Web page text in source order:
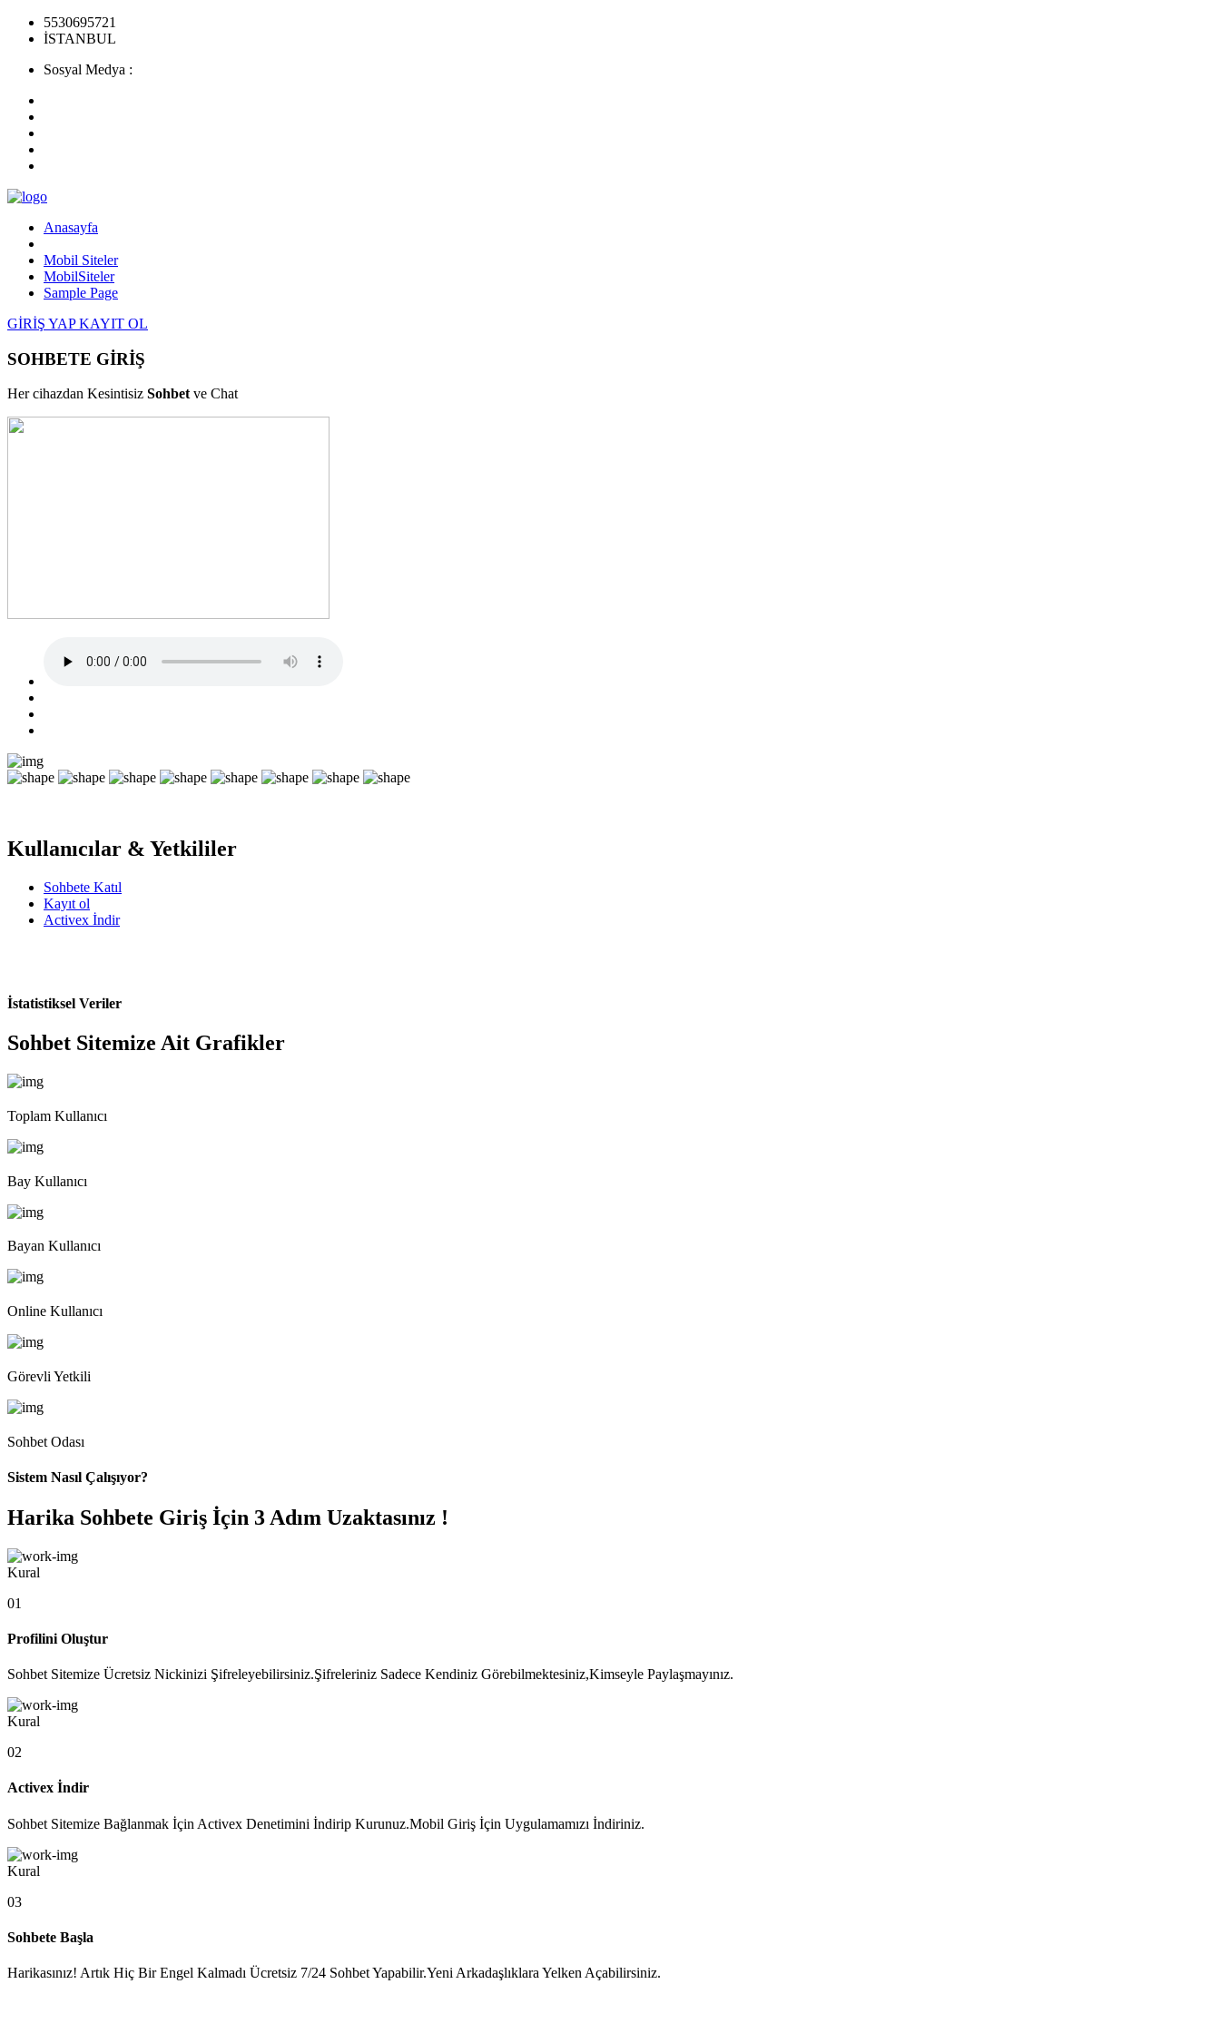
5530695721
İSTANBUL
Sosyal Medya :
Anasayfa
Mobil Siteler
MobilSiteler
Sample Page
GİRİŞ YAP KAYIT OL
SOHBETE GİRİŞ
Her cihazdan Kesintisiz Sohbetve Chat
Kullanıcılar & Yetkililer
Sohbete Katıl
Kayıt ol
Activex İndir
İstatistiksel Veriler
Sohbet Sitemize Ait Grafikler
Toplam Kullanıcı
Bay Kullanıcı
Bayan Kullanıcı
Online Kullanıcı
Görevli Yetkili
Sohbet Odası
Sistem Nasıl Çalışıyor?
Harika Sohbete Giriş İçin 3 Adım Uzaktasınız !
Kural
01
Profilini Oluştur
Sohbet Sitemize Ücretsiz Nickinizi Şifreleyebilirsiniz.Şifreleriniz Sadece Kendiniz Görebilmektesiniz,Kimseyle Paylaşmayınız.
Kural
02
Activex İndir
Sohbet Sitemize Bağlanmak İçin Activex Denetimini İndirip Kurunuz.Mobil Giriş İçin Uygulamamızı İndiriniz.
Kural
03
Sohbete Başla
Harikasınız! Artık Hiç Bir Engel Kalmadı Ücretsiz 7/24 Sohbet Yapabilir.Yeni Arkadaşlıklara Yelken Açabilirsiniz.